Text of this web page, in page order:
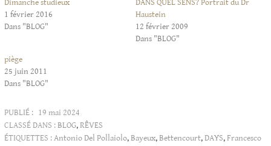
Dimanche studieux
1 février 2016
Dans "BLOG"
DANS QUEL SENS? Portrait du Dr
Haustein
12 février 2009
Dans "BLOG"
piège
25 juin 2011
Dans "BLOG"
PUBLIÉ : 19 mai 2024
CLASSÉ DANS :BLOG,RÊVES
ÉTIQUETTES :Antonio Del Pollaiolo,Bayeux,Bettencourt,DAYS,Francesco